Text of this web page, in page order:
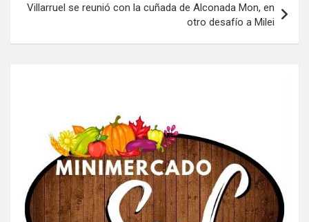
Villarruel se reunió con la cuñada de Alconada Mon, en
otro desafío a Milei